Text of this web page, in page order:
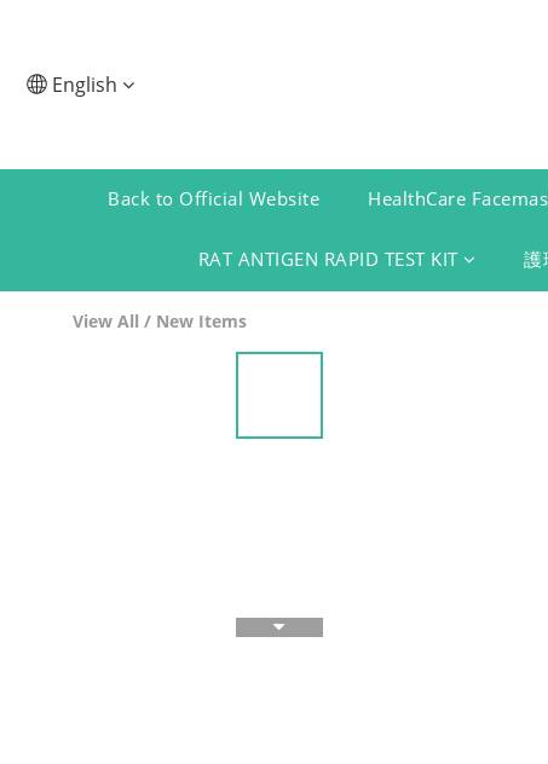
English
Back to Official Website HealthCare
RAT ANTIGEN RAPID TEST KIT 護
View All / New Items